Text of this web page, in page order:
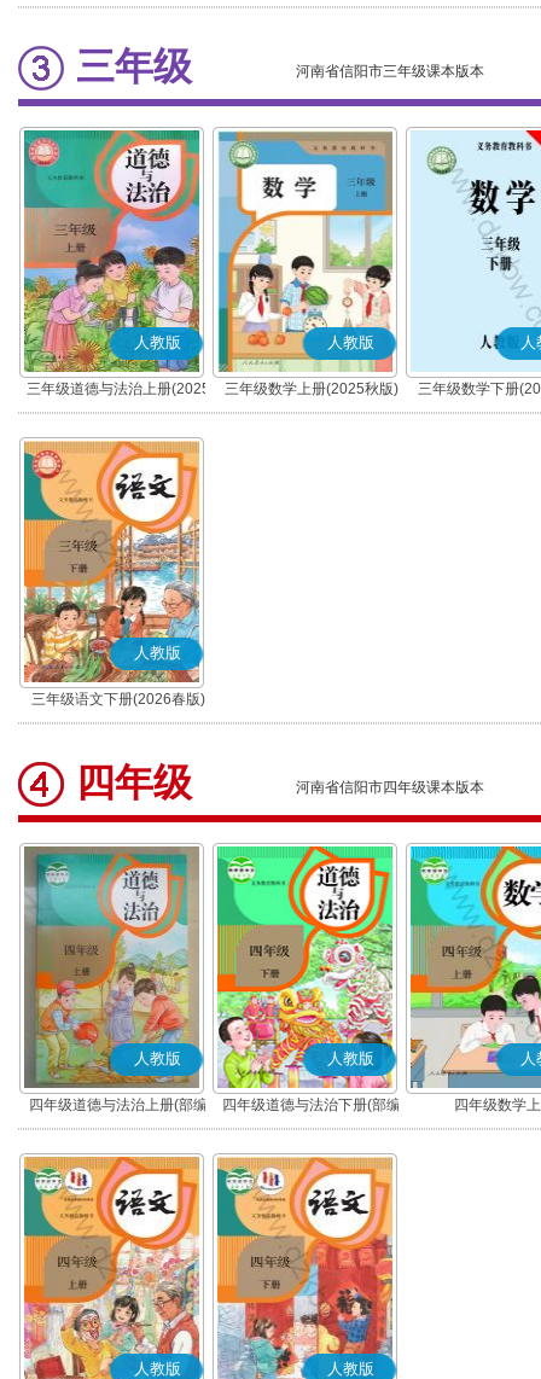
秋版)(部编版)
三年级 河南省信阳市三年级课本版本
人教版
三年级道德与法治上册(2025
秋版)(部编版)
人教版
三年级数学上册(2025秋版)
人
三年级数学下册
人教版
三年级语文下册(2026春版)
(部编版)
四年级 河南省信阳市四年级课本版本
人教版
四年级道德与法治上册(部编
版)
人教版
四年级道德与法治下册(部编
版)
人
四年级数学
人教版 人教版